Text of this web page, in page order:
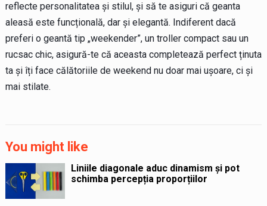
reflecte personalitatea și stilul, și să te asiguri că geanta
aleasă este funcțională, dar și elegantă. Indiferent dacă
preferi o geantă tip „weekender”, un troller compact sau un
rucsac chic, asigură-te că aceasta completează perfect ținuta
ta și îți face călătoriile de weekend nu doar mai ușoare, ci și
mai stilate.
You might like
Liniile diagonale aduc dinamism și pot
schimba percepția proporțiilor